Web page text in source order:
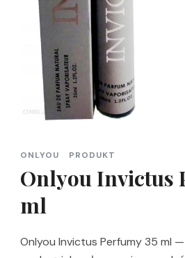
ONLYOU PRODUKT
Onlyou Invictus
ml
Onlyou Invictus Perfumy 35 ml